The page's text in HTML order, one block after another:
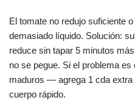
El tomate no redujo suficiente
demasiado líquido. Solución:
reduce sin tapar 5 minutos
no se pegue. Si el problema
maduros — agrega 1 cda extra
cuerpo rápido.